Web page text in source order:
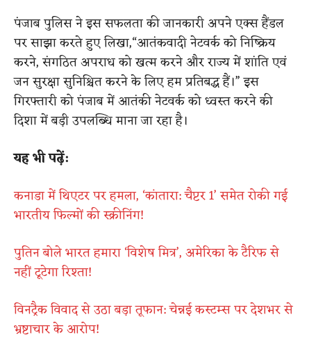
पंजाब पुलिस ने इस सफलता की जानकारी अपने एक्स हैंडल
पर साझा करते हुए लिखा,“आतंकवादी नेटवर्क को निष्क्रिय
करने, संगठित अपराध को खत्म करने और राज्य में शांति एवं
जन सुरक्षा सुनिश्चित करने के लिए हम प्रतिबद्ध हैं।” इस
गिरफ्तारी को पंजाब में आतंकी नेटवर्क को ध्वस्त करने की
दिशा में बड़ी उपलब्धि माना जा रहा है।
यह भी पढ़ें:
कनाडा में थिएटर पर हमला, ‘कांतारा: चैप्टर 1’ समेत रोकी गई
भारतीय फिल्मों की स्क्रीनिंग!
पुतिन बोले भारत हमारा ‘विशेष मित्र’, अमेरिका के टैरिफ से
नहीं टूटेगा रिश्ता!
विनट्रैक विवाद से उठा बड़ा तूफान: चेन्नई कस्टम्स पर देशभर से
भ्रष्टाचार के आरोप!